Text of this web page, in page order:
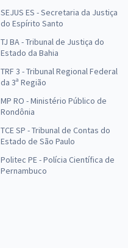
SEJUS ES - Secretaria da Justiça
do Espírito Santo
TJ BA - Tribunal de Justiça do
Estado da Bahia
TRF 3 - Tribunal Regional Federal
da 3ª Região
MP RO - Ministério Público de
Rondônia
TCE SP - Tribunal de Contas do
Estado de São Paulo
Politec PE - Polícia Científica de
Pernambuco